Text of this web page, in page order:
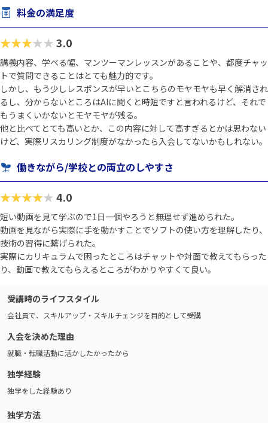
料金の満足度
★★★★★3.0
講義内容、学べる幅、マンツーマンレッスンがあることや、都度チャッ
トで質問できることはとても魅力的です。
しかし、もう少しレスポンスが早いとこちらのモヤモヤも早く解消され
るし、分からないところはAIに聞くと時短ですと言われるけど、それで
もうまくいかないとモヤモヤが残る。
他と比べてとても高いとか、この内容に対して高すぎるとかは思わない
けど、実際リスカリング制度がなかったら入会してないかもしれない。
働きながら/学校との両立のしやすさ
★★★★★4.0
短い動画を見て学ぶので1日一個やろうと無理せず進められた。
動画を見ながら実際に手を動かすことでソフトの使い方を理解したり、
技術の習得に繋げられた。
実際にカリキュラムで困ったところはチャットや対面で教えてもらった
り、動画で教えてもらえるところがわかりやすくて良い。
受講時のライフスタイル
会社員で、スキルアップ・スキルチェンジを目的として受講
入会を決めた理由
就職・転職活動に活かしたかったから
独学経験
独学をした経験あり
独学方法